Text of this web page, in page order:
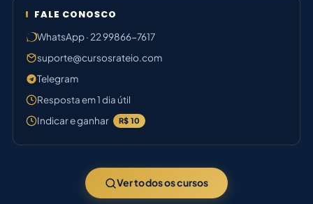
FALE CONOSCO
WhatsApp · 22 99866-7617
suporte@cursosrateio.com
Telegram
Resposta em 1 dia útil
Indicar e ganhar
R$ 10
Ver todos os cursos